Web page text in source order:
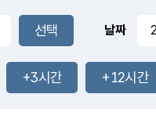
-mm
-mm
37.6℃
1.6m/s
-mm
날짜
+3시간 +12시간